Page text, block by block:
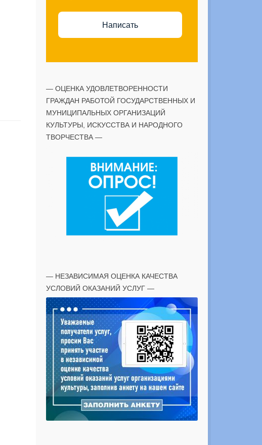
Написать
— ОЦЕНКА УДОВЛЕТВОРЕННОСТИ
ГРАЖДАН РАБОТОЙ ГОСУДАРСТВЕННЫХ И
МУНИЦИПАЛЬНЫХ ОРГАНИЗАЦИЙ
КУЛЬТУРЫ, ИСКУССТВА И НАРОДНОГО
ТВОРЧЕСТВА —
— НЕЗАВИСИМАЯ ОЦЕНКА КАЧЕСТВА
УСЛОВИЙ ОКАЗАНИЙ УСЛУГ —